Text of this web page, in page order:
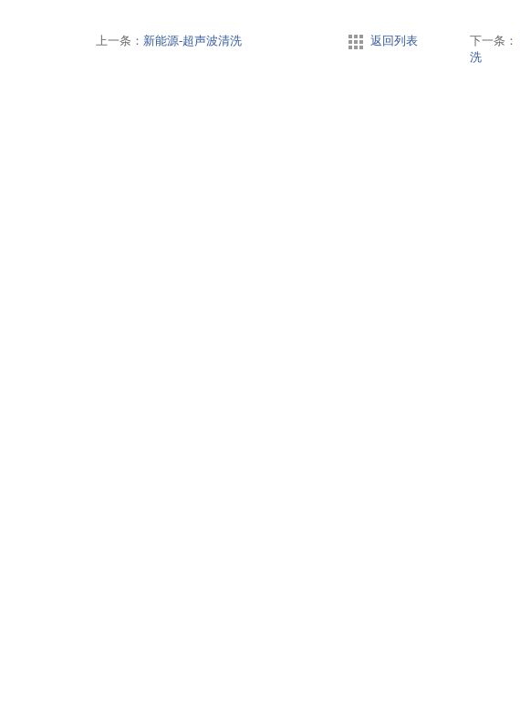
上一条： 新能源-超声波清洗 返回列表 下一条：
洗